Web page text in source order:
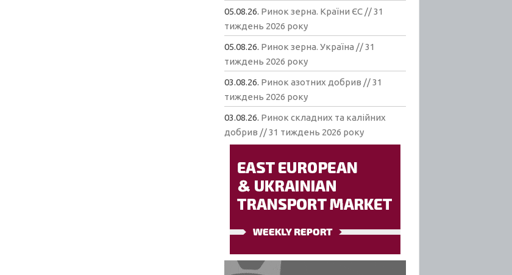
05.08.26. Ринок зерна. Країни ЄС // 31
тиждень 2026 року
05.08.26. Ринок зерна. Україна // 31
тиждень 2026 року
03.08.26. Ринок азотних добрив // 31
тиждень 2026 року
03.08.26. Ринок складних та калійних
добрив // 31 тиждень 2026 року